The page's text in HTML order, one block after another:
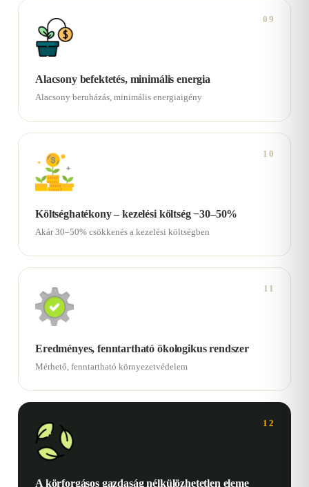
09
Alacsony befektetés, minimális energia
Alacsony beruházás, minimális energiaigény
10
Költséghatékony – kezelési költség −30–50%
Akár 30–50% csökkenés a kezelési költségben
11
Eredményes, fenntartható ökologikus rendszer
Mérhető, fenntartható környezetvédelem
12
A körforgásos gazdaság nélkülözhetetlen eleme